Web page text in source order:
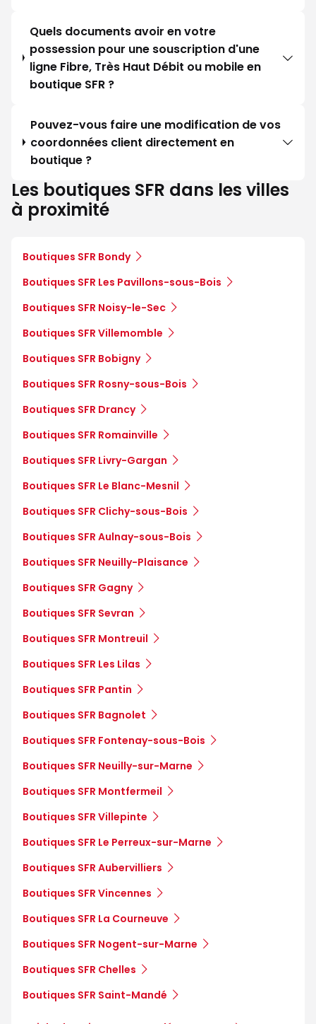
Quels documents avoir en votre
possession pour une souscription d'une
ligne Fibre, Très Haut Débit ou mobile en
boutique SFR ?
Pouvez-vous faire une modification de vos
coordonnées client directement en
boutique ?
Les boutiques SFR dans les villes
à proximité
Boutiques SFR Bondy
Boutiques SFR Les Pavillons-sous-Bois
Boutiques SFR Noisy-le-Sec
Boutiques SFR Villemomble
Boutiques SFR Bobigny
Boutiques SFR Rosny-sous-Bois
Boutiques SFR Drancy
Boutiques SFR Romainville
Boutiques SFR Livry-Gargan
Boutiques SFR Le Blanc-Mesnil
Boutiques SFR Clichy-sous-Bois
Boutiques SFR Aulnay-sous-Bois
Boutiques SFR Neuilly-Plaisance
Boutiques SFR Gagny
Boutiques SFR Sevran
Boutiques SFR Montreuil
Boutiques SFR Les Lilas
Boutiques SFR Pantin
Boutiques SFR Bagnolet
Boutiques SFR Fontenay-sous-Bois
Boutiques SFR Neuilly-sur-Marne
Boutiques SFR Montfermeil
Boutiques SFR Villepinte
Boutiques SFR Le Perreux-sur-Marne
Boutiques SFR Aubervilliers
Boutiques SFR Vincennes
Boutiques SFR La Courneuve
Boutiques SFR Nogent-sur-Marne
Boutiques SFR Chelles
Boutiques SFR Saint-Mandé